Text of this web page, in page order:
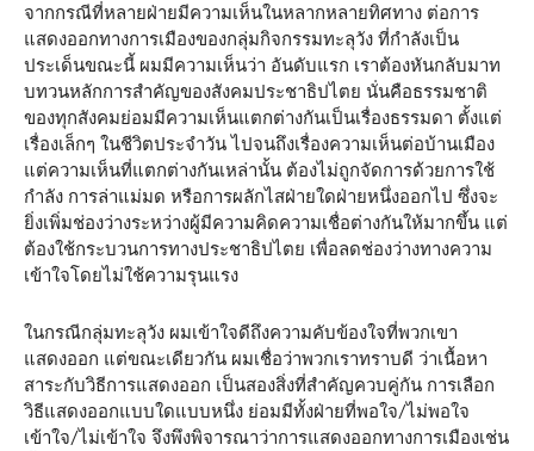
จากกรณีที่หลายฝ่ายมีความเห็นในหลากหลายทิศทาง ต่อการ
แสดงออกทางการเมืองของกลุ่มกิจกรรมทะลุวัง ที่กำลังเป็น
ประเด็นขณะนี้ ผมมีความเห็นว่า อันดับแรก เราต้องหันกลับมาท
บทวนหลักการสำคัญของสังคมประชาธิปไตย นั่นคือธรรมชาติ
ของทุกสังคมย่อมมีความเห็นแตกต่างกันเป็นเรื่องธรรมดา ตั้งแต่
เรื่องเล็กๆ ในชีวิตประจำวัน ไปจนถึงเรื่องความเห็นต่อบ้านเมือง
แต่ความเห็นที่แตกต่างกันเหล่านั้น ต้องไม่ถูกจัดการด้วยการใช้
กำลัง การล่าแม่มด หรือการผลักไสฝ่ายใดฝ่ายหนึ่งออกไป ซึ่งจะ
ยิ่งเพิ่มช่องว่างระหว่างผู้มีความคิดความเชื่อต่างกันให้มากขึ้น แต่
ต้องใช้กระบวนการทางประชาธิปไตย เพื่อลดช่องว่างทางความ
เข้าใจโดยไม่ใช้ความรุนแรง
ในกรณีกลุ่มทะลุวัง ผมเข้าใจดีถึงความคับข้องใจที่พวกเขา
แสดงออก แต่ขณะเดียวกัน ผมเชื่อว่าพวกเราทราบดี ว่าเนื้อหา
สาระกับวิธีการแสดงออก เป็นสองสิ่งที่สำคัญควบคู่กัน การเลือก
วิธีแสดงออกแบบใดแบบหนึ่ง ย่อมมีทั้งฝ่ายที่พอใจ/ไม่พอใจ
เข้าใจ/ไม่เข้าใจ จึงพึงพิจารณาว่าการแสดงออกทางการเมืองเช่น